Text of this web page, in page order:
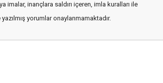
imalar, inançlara saldırı içeren, imla kuralları ile
yorumlar onaylanmamaktadır.